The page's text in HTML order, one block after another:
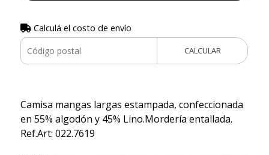
Calculá el costo de envío
CALCULAR
Camisa mangas largas estampada, confeccionada
en 55% algodón y 45% Lino.Mordería entallada.
Ref.Art: 022.7619